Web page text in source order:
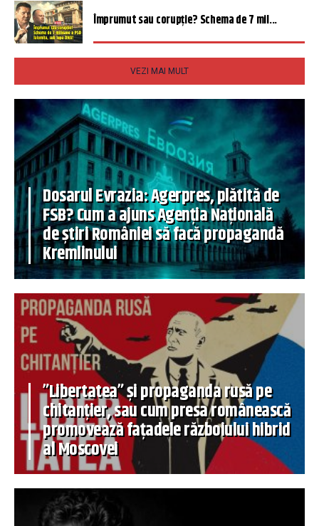
Împrumut sau corupție? Schema de 7 mil...
VEZI MAI MULT
Dosarul Evrazia: Agerpres, plătită de
FSB? Cum a ajuns Agenția Națională
de știri României să facă propagandă
Kremlinului
”Libertatea” și propaganda rusă pe
chitanțier, sau cum presa românească
promovează fațadele războiului hibrid
al Moscovei